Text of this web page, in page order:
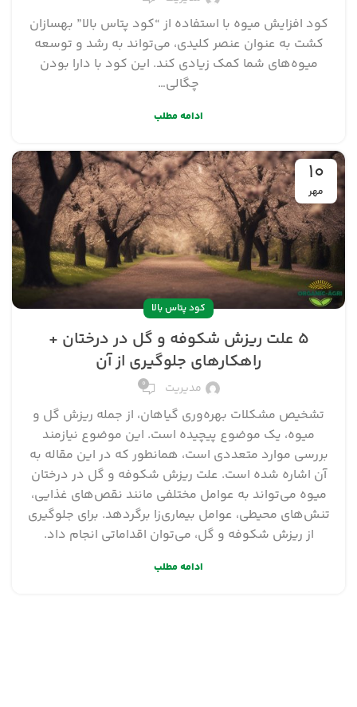
کود افزایش میوه با استفاده از “کود پتاس بالا” بهسازان
کشت به عنوان عنصر کلیدی، می‌تواند به رشد و توسعه
میوه‌های شما کمک زیادی کند. این کود با دارا بودن
چگالی…
ادامه مطلب
۱۰
مهر
کود پتاس بالا
۵ علت ریزش شکوفه و گل در درختان +
راهکار‌های جلوگیری از آن
مدیریت ۰
تشخیص مشکلات بهره‌وری گیاهان، از جمله ریزش گل و
میوه، یک موضوع پیچیده است. این موضوع نیازمند
بررسی موارد متعددی است، همانطور که در این مقاله به
آن اشاره شده است. علت ریزش شکوفه و گل در درختان
میوه می‌تواند به عوامل مختلفی مانند نقص‌های غذایی،
تنش‌های محیطی، عوامل بیماری‌زا برگردهد. برای جلوگیری
از ریزش شکوفه و گل، می‌توان اقداماتی انجام داد.
ادامه مطلب